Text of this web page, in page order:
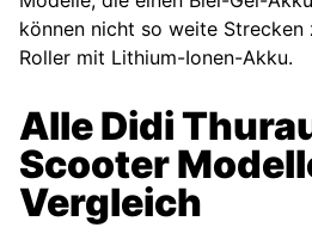
können nicht so weite Strecken
Roller mit Lithium-Ionen-Akku.
Alle Didi
Scooter
Vergleich